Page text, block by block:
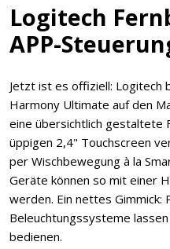
Logitech
APP-
Jetzt ist es offiziell: Logitech
Harmony Ultimate auf den
eine übersichtlich gestaltete
üppigen 2,4" Touchscreen
per Wischbewegung à la
Geräte können so mit einer
werden. Ein nettes Gimmick:
Beleuchtungssysteme
bedienen.